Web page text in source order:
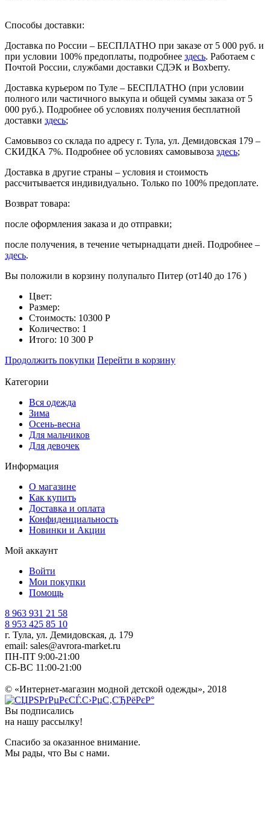
Способы доставки:
Доставка по России – БЕСПЛАТНО при заказе от 5 000 руб. и
при условии 100% предоплаты, подробнее здесь. Работаем с
Почтой России, службами доставки СДЭК и Boxberry.
Доставка курьером по Туле – БЕСПЛАТНО (при условии
полного или частичного выкупа и общей суммы заказа от 5
000 руб.). Подробнее об условиях получения бесплатной
доставки здесь;
Самовывоз со склада по адресу г. Тула, ул. Демидовская 179 –
СКИДКА 7%. Подробнее об условиях самовывоза здесь;
Доставка в другие страны – условия и стоимость
рассчитывается индивидуально. Только по 100% предоплате.
Возврат товара:
после оформления заказа и до отправки;
после получения, в течение четырнадцати дней. Подробнее –
здесь.
Вы положили в корзину полупальто Питер (от140 до 176 )
Цвет:
Размер:
Стоимость: 10300 Р
Количество: 1
Итого: 10 300 Р
Продолжить покупки Перейти в корзину
Категории
Вся одежда
Зима
Осень-весна
Для мальчиков
Для девочек
Информация
О магазине
Как купить
Доставка и оплата
Конфиденциальность
Новинки и Акции
Мой аккаунт
Войти
Мои покупки
Помощь
8 963 931 21 58
8 953 425 85 10
г. Тула, ул. Демидовская, д. 179
email: sales@avrora-market.ru
ПН-ПТ 9:00-21:00
СБ-ВС 11:00-21:00
© «Интернет-магазин модной детской одежды», 2018
Вы подписались
на нашу рассылку!
Спасибо за оказанное внимание.
Мы рады, что Вы с нами.